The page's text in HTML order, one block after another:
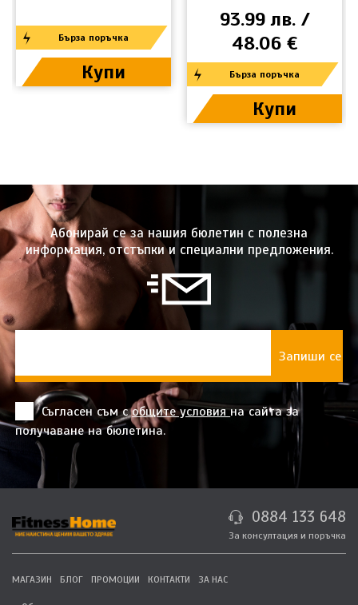
Бърза поръчка
Купи
93.99 лв. /
48.06 €
Бърза поръчка
Купи
Абонирай се за нашия бюлетин с полезна
информация, отстъпки и специални предложения.
Съгласен съм собщите условияна сайта за
получаване на бюлетина.
0884 133 648
За консултация и поръчка
МАГАЗИН БЛОГ ПРОМОЦИИ КОНТАКТИ ЗА НАС